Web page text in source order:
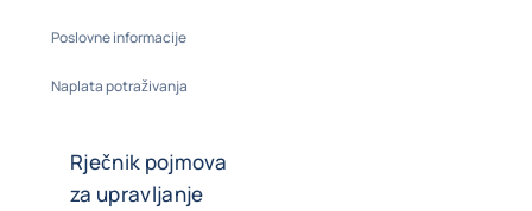
Poslovne informacije
Naplata potraživanja
Rječnik pojmova
za upravljanje